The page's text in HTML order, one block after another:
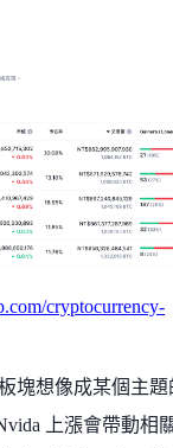
cryptocurrency-
塊想像成某個主題
上漲會帶動相